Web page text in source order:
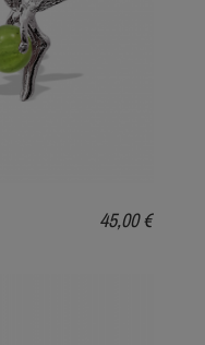
45,00 €